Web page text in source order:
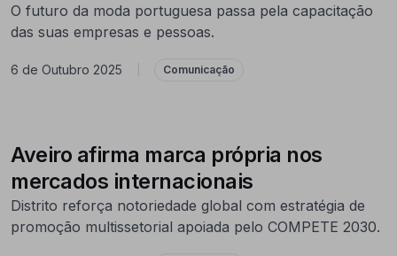
O futuro da moda portuguesa passa pela capacitação
das suas empresas e pessoas.
6 de Outubro 2025 Comunicação
Aveiro afirma marca própria nos
mercados internacionais
Distrito reforça notoriedade global com estratégia de
promoção multissetorial apoiada pelo COMPETE 2030.